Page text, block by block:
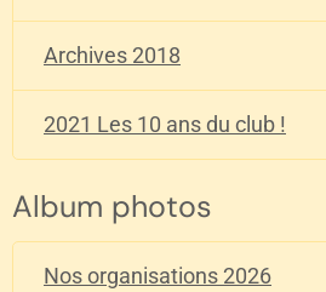
Archives 2018
2021 Les 10 ans du club !
Album photos
Nos organisations 2026